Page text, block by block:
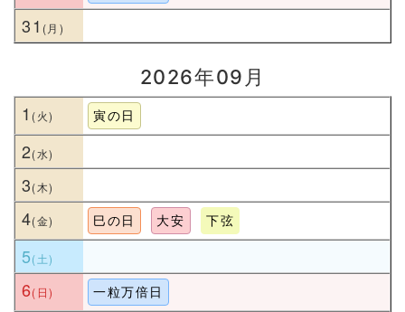
31
2026年09月
1
寅の日
2
3
4
巳の日 大安 下弦
5
6
一粒万倍日